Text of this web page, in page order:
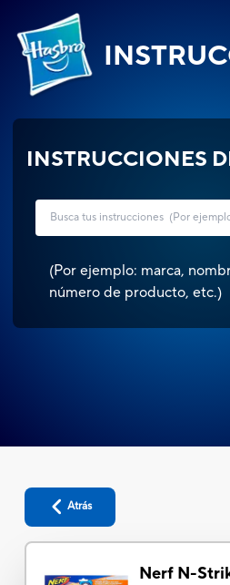
INSTRUCCIONES
(Por ejemplo: marca,
número de producto, etc.)
Atrás
Nerf N-